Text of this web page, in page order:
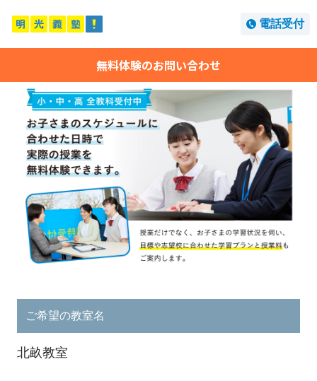
電話受付
無料体験のお問い合わせ
ご希望の教室名
北畝教室